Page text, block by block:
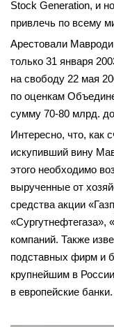
Stock Generation, и
привлечь по всему
Арестовали
только 31 января
на свободу 22 мая
по оценкам
сумму 70-80 млрд.
Интересно, что, как
искупивший вину
этого необходимо
вырученные от
средства акции
компаний. Также
подставных фирм и
крупнейшим в
в европейские банки.